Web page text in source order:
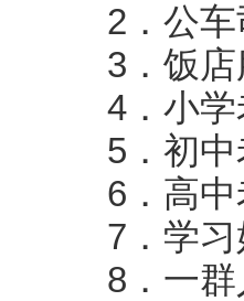
2．公车
3．饭店服
4．小学老
5．初中老
6．高中老
7．学习好
8．一群人